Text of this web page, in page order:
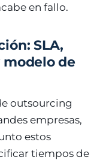
en fallo.
SLA,
de
outsourcing
empresas,
estos
tiempos de